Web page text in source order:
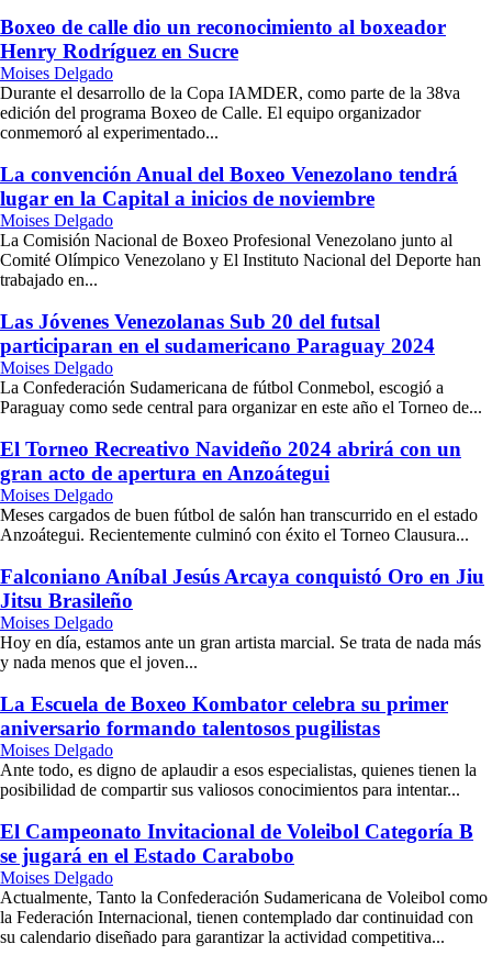
Boxeo de calle dio un reconocimiento al boxeador
Henry Rodríguez en Sucre
Moises Delgado
Durante el desarrollo de la Copa IAMDER, como parte de la 38va
edición del programa Boxeo de Calle. El equipo organizador
conmemoró al experimentado...
La convención Anual del Boxeo Venezolano tendrá
lugar en la Capital a inicios de noviembre
Moises Delgado
La Comisión Nacional de Boxeo Profesional Venezolano junto al
Comité Olímpico Venezolano y El Instituto Nacional del Deporte han
trabajado en...
Las Jóvenes Venezolanas Sub 20 del futsal
participaran en el sudamericano Paraguay 2024
Moises Delgado
La Confederación Sudamericana de fútbol Conmebol, escogió a
Paraguay como sede central para organizar en este año el Torneo de...
El Torneo Recreativo Navideño 2024 abrirá con un
gran acto de apertura en Anzoátegui
Moises Delgado
Meses cargados de buen fútbol de salón han transcurrido en el estado
Anzoátegui. Recientemente culminó con éxito el Torneo Clausura...
Falconiano Aníbal Jesús Arcaya conquistó Oro en Jiu
Jitsu Brasileño
Moises Delgado
Hoy en día, estamos ante un gran artista marcial. Se trata de nada más
y nada menos que el joven...
La Escuela de Boxeo Kombator celebra su primer
aniversario formando talentosos pugilistas
Moises Delgado
Ante todo, es digno de aplaudir a esos especialistas, quienes tienen la
posibilidad de compartir sus valiosos conocimientos para intentar...
El Campeonato Invitacional de Voleibol Categoría B
se jugará en el Estado Carabobo
Moises Delgado
Actualmente, Tanto la Confederación Sudamericana de Voleibol como
la Federación Internacional, tienen contemplado dar continuidad con
su calendario diseñado para garantizar la actividad competitiva...